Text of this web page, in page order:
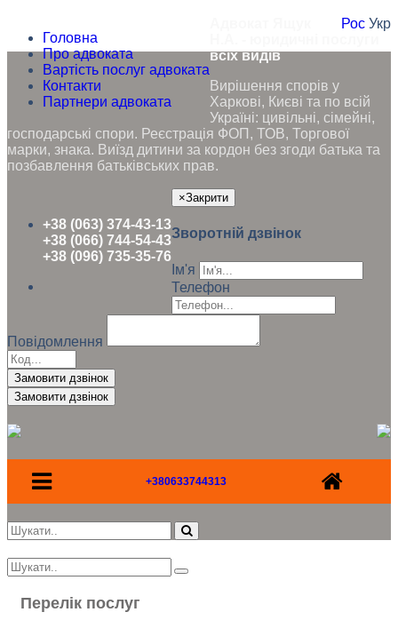
Головна
Про адвоката
Вартість послуг адвоката
Контакти
Партнери адвоката
Рос Укр
всіх видів
Вирішення спорів у
Харкові, Києві та по всій
Україні: цивільні, сімейні,
господарські спори. Реєстрація ФОП, ТОВ, Торгової
марки, знака. Виїзд дитини за кордон без згоди батька та
позбавлення батьківських прав.
+38 (063) 374-43-13
+38 (066) 744-54-43
+38 (096) 735-35-76
×Закрити
Зворотній дзвінок
Ім'я
Телефон
Повідомлення
Замовити дзвінок
+380633744313
Перелік послуг